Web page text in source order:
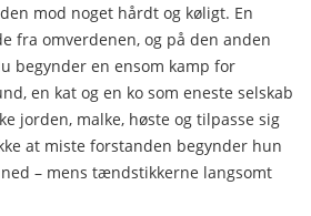
mod noget hårdt og køligt. En
fra omverdenen, og på den anden
begynder en ensom kamp for
en kat og en ko som eneste selskab
jorden, malke, høste og tilpasse sig
at miste forstanden begynder hun
– mens tændstikkerne langsomt